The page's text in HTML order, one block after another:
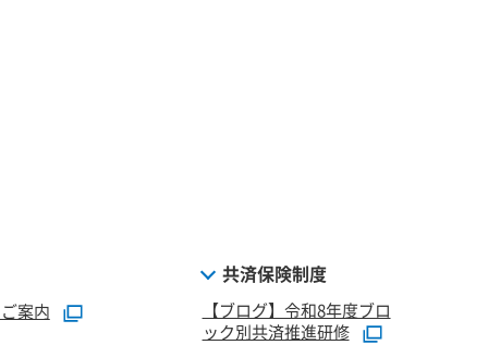
案内
共済保険制度
【ブログ】令和8年度ブロ
ック別共済推進研修